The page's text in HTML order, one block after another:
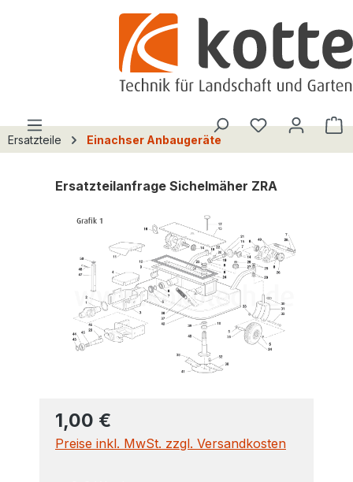
Du hast 0
Ersatzteile Einachser Anbaugeräte
Ersatzteilanfrage Sichelmäher ZRA
Bildergalerie überspringen
1,00 €
Preise inkl. MwSt. zzgl. Versandkosten